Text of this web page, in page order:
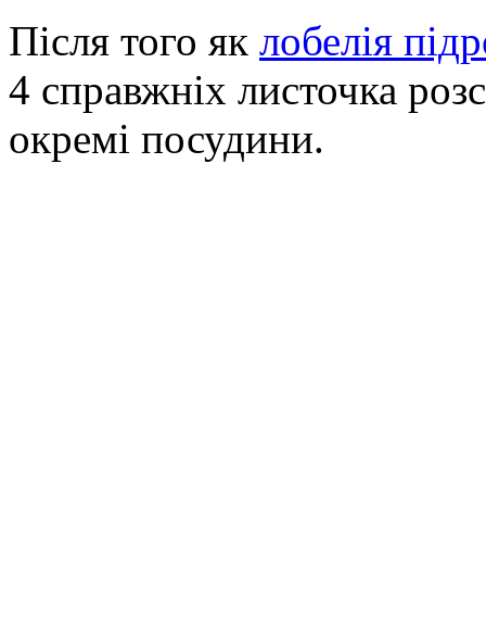
Після того як лобелія
4 справжніх листочка
окремі посудини.